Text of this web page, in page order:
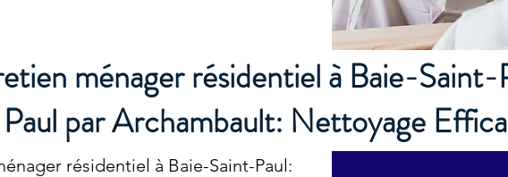
ménager résidentiel à Baie-
Paul par Archambault: Nettoyage
résidentiel à Baie-Saint-Paul: